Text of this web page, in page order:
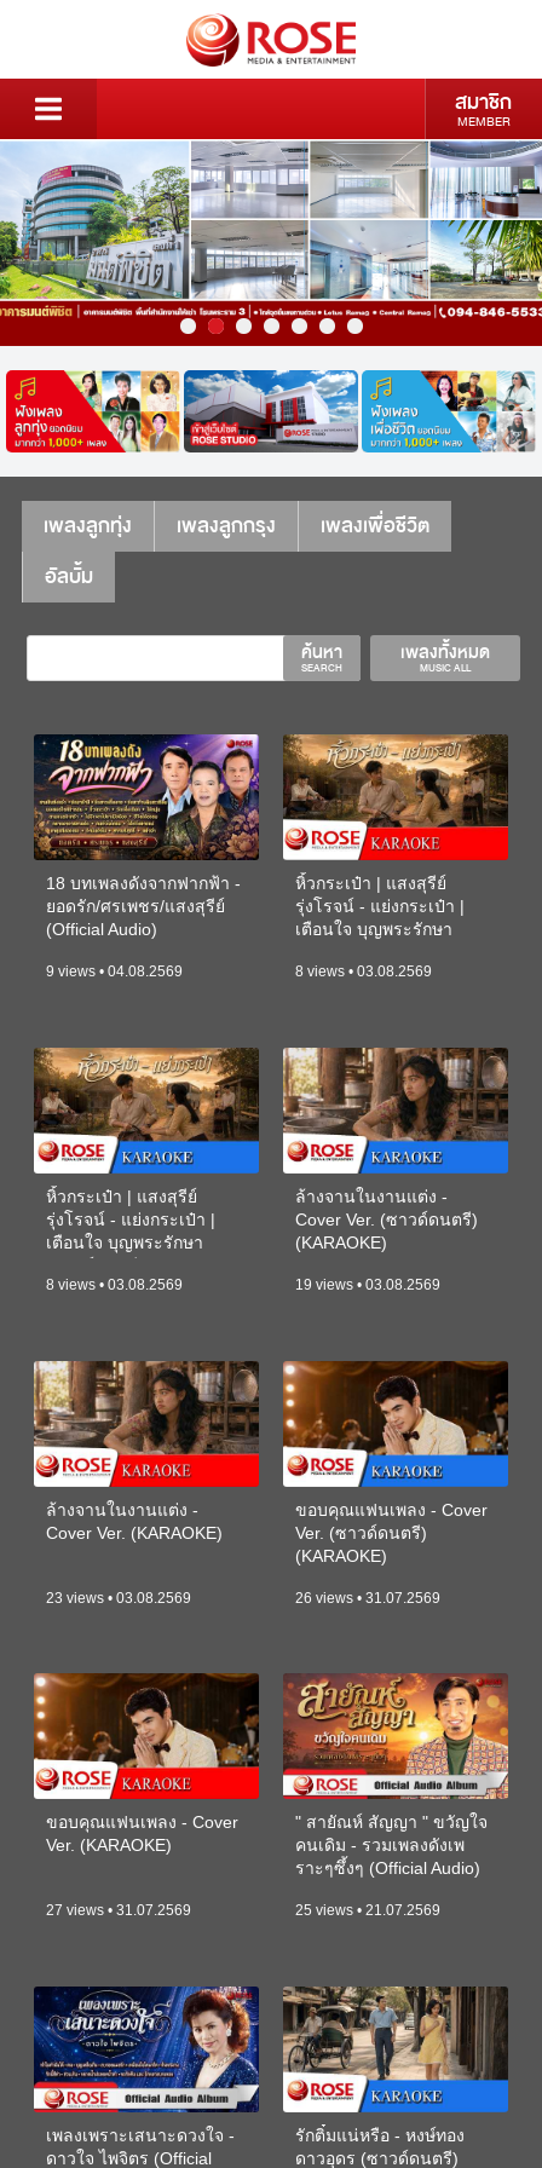
สมาชิก
MEMBER
เพลงลูกทุ่ง เพลงลูกกรุง
เพลงเพื่อชีวิต
อัลบั้ม
เพลงทั้งหมด
MUSIC ALL
ค้นหา
SEARCH
18 บทเพลงดังจากฟากฟ้า -
ยอดรัก/ศรเพชร/แสงสุรีย์
(Official Audio)
9 views • 04.08.2569
หิ้วกระเป๋า | แสงสุรีย์
รุ่งโรจน์ - แย่งกระเป๋า |
เตือนใจ บุญพระรักษา
8 views • 03.08.2569
หิ้วกระเป๋า | แสงสุรีย์
รุ่งโรจน์ - แย่งกระเป๋า |
เตือนใจ บุญพระรักษา
8 views • 03.08.2569
ล้างจานในงานแต่ง -
Cover Ver. (ซาวด์ดนตรี)
(KARAOKE)
19 views • 03.08.2569
ล้างจานในงานแต่ง -
Cover Ver. (KARAOKE)
23 views • 03.08.2569
ขอบคุณแฟนเพลง - Cover
Ver. (ซาวด์ดนตรี)
(KARAOKE)
26 views • 31.07.2569
ขอบคุณแฟนเพลง - Cover
Ver. (KARAOKE)
27 views • 31.07.2569
" สายัณห์ สัญญา " ขวัญใจ
คนเดิม - รวมเพลงดังเพ
ราะๆซึ้งๆ (Official Audio)
25 views • 21.07.2569
เพลงเพราะเสนาะดวงใจ -
ดาวใจ ไพจิตร (Official
รักติ๋มแน่หรือ - หงษ์ทอง
ดาวอุดร (ซาวด์ดนตรี)